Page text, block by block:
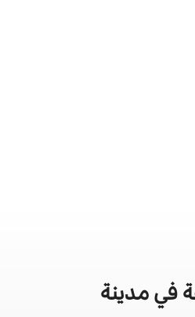
في مدينة